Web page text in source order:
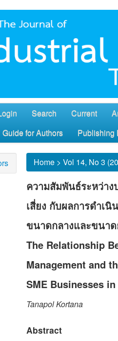
Search Current
Guide for Authors Publishing
Home > Vol 14, No 3
ความสัมพันธ์ระหว่า
เสี่ยง กับผลการดำเ
ขนาดกลางและขนา
The Relationship
Management and
SME Businesses
Tanapol Kortana
Abstract